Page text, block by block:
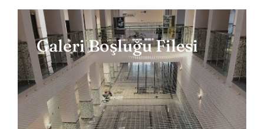
Galeri Boşluğu Filesi